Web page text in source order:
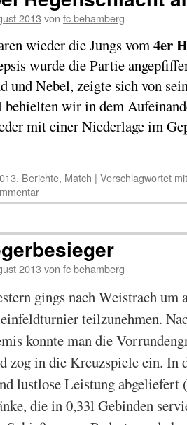
2013 von fc behamberg
wieder die Jungs vom4er
wurde die Partie
und Nebel, zeigte sich von
behielten wir in dem
mit einer Niederlage im
, Berichte, Match | Verschlagwortet mit
2013 von fc behamberg
gings nach Weistrach um
teilzunehmen.
konnte man die
zog in die Kreuzspiele ein. In
lustlose Leistung
die in 0,33l Gebinden